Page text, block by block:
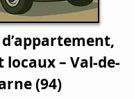
locaux – Val-de-
(94)